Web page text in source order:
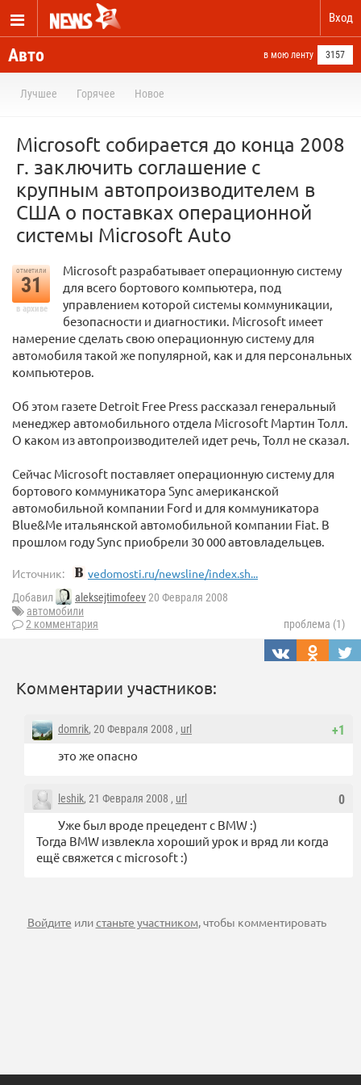
Вход
Авто в мою ленту 3157
Лучшее Горячее Новое
Microsoft собирается до конца 2008
г. заключить соглашение с
крупным автопроизводителем в
США о поставках операционной
системы Microsoft Auto
отметили
31
в архиве
Microsoft разрабатывает операционную систему
для всего бортового компьютера, под
управлением которой системы коммуникации,
безопасности и диагностики. Microsoft имеет
намерение сделать свою операционную систему для
автомобиля такой же популярной, как и для персональных
компьютеров.
Об этом газете Detroit Free Press рассказал генеральный
менеджер автомобильного отдела Microsoft Мартин Толл.
О каком из автопроизводителей идет речь, Толл не сказал.
Сейчас Microsoft поставляет операционную систему для
бортового коммуникатора Sync американской
автомобильной компании Ford и для коммуникатора
Blue&Me итальянской автомобильной компании Fiat. В
прошлом году Sync приобрели 30 000 автовладельцев.
Источник: vedomosti.ru/newsline/index.sh...
Добавил aleksejtimofeev20 Февраля 2008
автомобили
2 комментария
проблема (1)
Комментарии участников:
+1
domrik, 20 Февраля 2008 , url
это же опасно
0
leshik, 21 Февраля 2008 , url
Уже был вроде прецедент с BMW :)
Тогда BMW извлекла хороший урок и вряд ли когда
ещё свяжется с microsoft :)
Войдите илистаньте участником, чтобы комментировать